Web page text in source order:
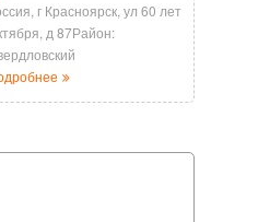
г Красноярск, ул 60 лет
д 87Район: